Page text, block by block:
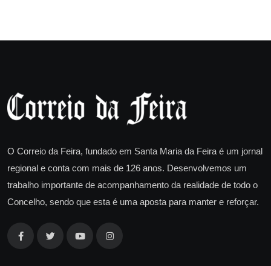
O Correio da Feira, fundado em Santa Maria da Feira é um jornal
regional e conta com mais de 126 anos. Desenvolvemos um
trabalho importante de acompanhamento da realidade de todo o
Concelho, sendo que esta é uma aposta para manter e reforçar.